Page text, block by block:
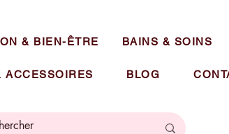
BAINS & SOINS
& BIEN-ÊTRE
BLOG
ACCESSOIRES